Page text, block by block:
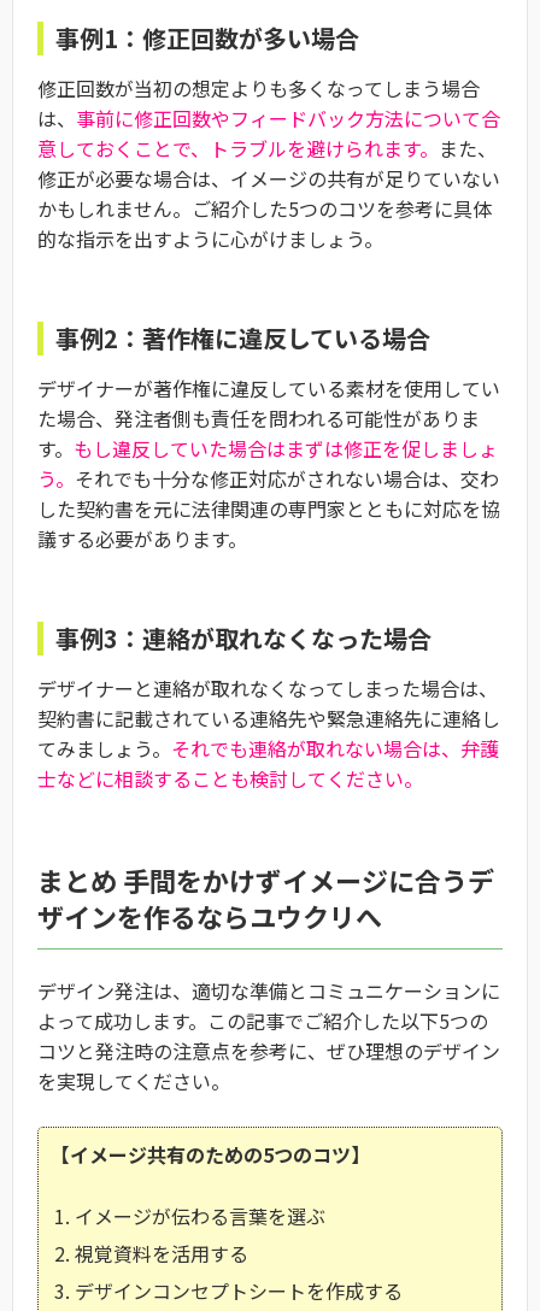
事例1：修正回数が多い場合
修正回数が当初の想定よりも多くなってしまう場合
は、 事前に修正回数やフィードバック方法について合
意しておくことで、トラブルを避けられます。 また、
修正が必要な場合は、イメージの共有が足りていない
かもしれません。ご紹介した5つのコツを参考に具体
的な指示を出すように心がけましょう。
事例2：著作権に違反している場合
デザイナーが著作権に違反している素材を使用してい
た場合、発注者側も責任を問われる可能性がありま
す。 もし違反していた場合はまずは修正を促しましょ
う。 それでも十分な修正対応がされない場合は、交わ
した契約書を元に法律関連の専門家とともに対応を協
議する必要があります。
事例3：連絡が取れなくなった場合
デザイナーと連絡が取れなくなってしまった場合は、
契約書に記載されている連絡先や緊急連絡先に連絡し
てみましょう。 それでも連絡が取れない場合は、弁護
士などに相談することも検討してください。
まとめ 手間をかけずイメージに合うデ
ザインを作るならユウクリへ
デザイン発注は、適切な準備とコミュニケーションに
よって成功します。この記事でご紹介した以下5つの
コツと発注時の注意点を参考に、ぜひ理想のデザイン
を実現してください。
【イメージ共有のための5つのコツ】
イメージが伝わる言葉を選ぶ
視覚資料を活用する
デザインコンセプトシートを作成する